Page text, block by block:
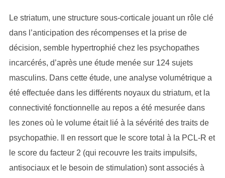
Le striatum, une structure sous-corticale jouant un rôle clé
dans l’anticipation des récompenses et la prise de
décision, semble hypertrophié chez les psychopathes
incarcérés, d’après une étude menée sur 124 sujets
masculins. Dans cette étude, une analyse volumétrique a
été effectuée dans les différents noyaux du striatum, et la
connectivité fonctionnelle au repos a été mesurée dans
les zones où le volume était lié à la sévérité des traits de
psychopathie. Il en ressort que le score total à la PCL-R et
le score du facteur 2 (qui recouvre les traits impulsifs,
antisociaux et le besoin de stimulation) sont associés à